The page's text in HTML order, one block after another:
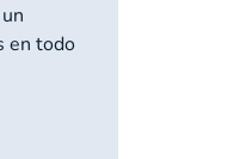
en todo